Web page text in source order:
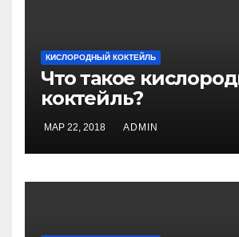
КИСЛОРОДНЫЙ КОКТЕЙЛЬ
Что такое
коктейль?
МАР 22, 2018 ADMIN